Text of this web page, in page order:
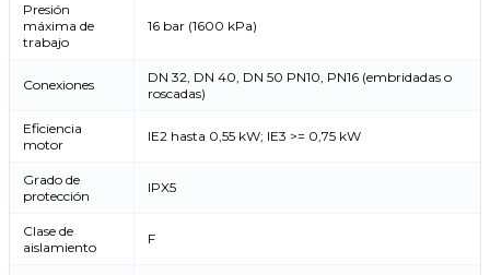
Presión
máxima de
trabajo
16 bar (1600 kPa)
Conexiones
DN 32, DN 40, DN 50 PN10, PN16 (embridadas o
roscadas)
Eficiencia
motor
IE2 hasta 0,55 kW; IE3 >= 0,75 kW
Grado de
protección
IPX5
Clase de
aislamiento
F